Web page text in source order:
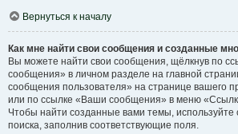
Вернуться к началу
Как мне найти свои сообщения и созданные
Вы можете найти свои сообщения, щёлкнув по
сообщения» в личном разделе на главной
сообщения пользователя» на странице вашего
или по ссылке «Ваши сообщения» в меню
Чтобы найти созданные вами темы, используйте
поиска, заполнив соответствующие поля.